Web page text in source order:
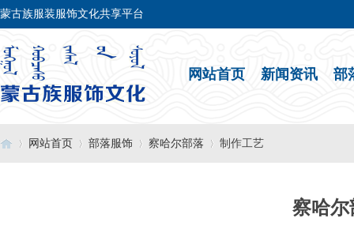
蒙古族服装服饰文化共享平台
网站首页 新闻资讯 部
网站首页 部落服饰 察哈尔部落 制作工艺
察哈尔